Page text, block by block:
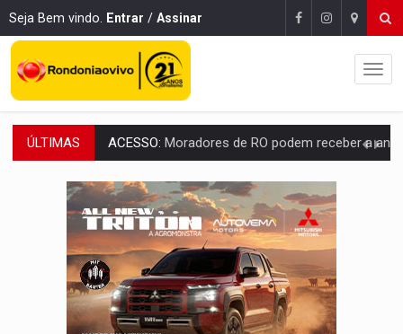
Seja Bem vindo. Entrar / Assinar
ÚLTIMAS ACESSO: Moradores de RO podem receber a antena parabólica gratuita do
CONEXÃO RONDONIAOVIVO:Pré-candidato Adrian Jhonnson defende renovação da
COM EMENDAS:Sejucel destina R$ 2,69 milhões para rodeios e feiras
LIMERO:São Francisco do Guaporé sedia abertura do Campeonato
ENERGISA:Rondônia supera 5,4 mil estudantes inscritos
LUTO NA CULTURA:Boi Bumbá emite nota após morte de Carlos Caputo em